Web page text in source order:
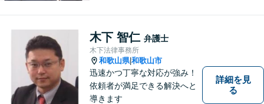
土曜日曜祝日も予約可。
木下 智仁 弁護士
木下法律事務所
和歌山県|和歌山市
迅速かつ丁寧な対応が強み！
依頼者が満足できる解決へと
導きます
詳細を見
る